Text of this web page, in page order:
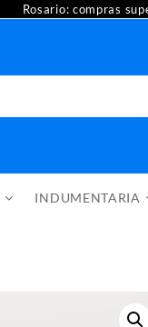
Rosario: compras
INDUMENTARIA